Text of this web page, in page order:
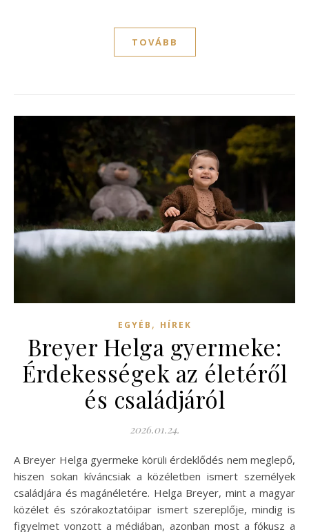
TOVÁBB
EGYÉB , HÍREK
Breyer Helga gyermeke:
Érdekességek az életéről
és családjáról
2026.01.24.
A Breyer Helga gyermeke körüli érdeklődés nem meglepő,
hiszen sokan kíváncsiak a közéletben ismert személyek
családjára és magánéletére. Helga Breyer, mint a magyar
közélet és szórakoztatóipar ismert szereplője, mindig is
figyelmet vonzott a médiában, azonban most a fókusz a